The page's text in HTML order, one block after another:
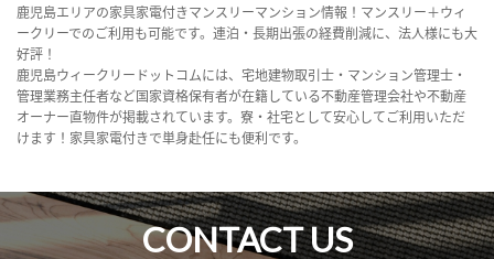
鹿児島エリアの家具家電付きマンスリーマンション情報！マンスリー＋ウィ
ークリーでのご利用も可能です。連泊・長期出張の経費削減に、法人様にも大
好評！
鹿児島ウィークリードットコムには、宅地建物取引士・マンション管理士・
管理業務主任者など国家資格保有者が在籍している不動産管理会社や不動産
オーナー直物件が掲載されています。寮・社宅として安心してご利用いただ
けます！家具家電付きで単身赴任にも便利です。
CONTACT US